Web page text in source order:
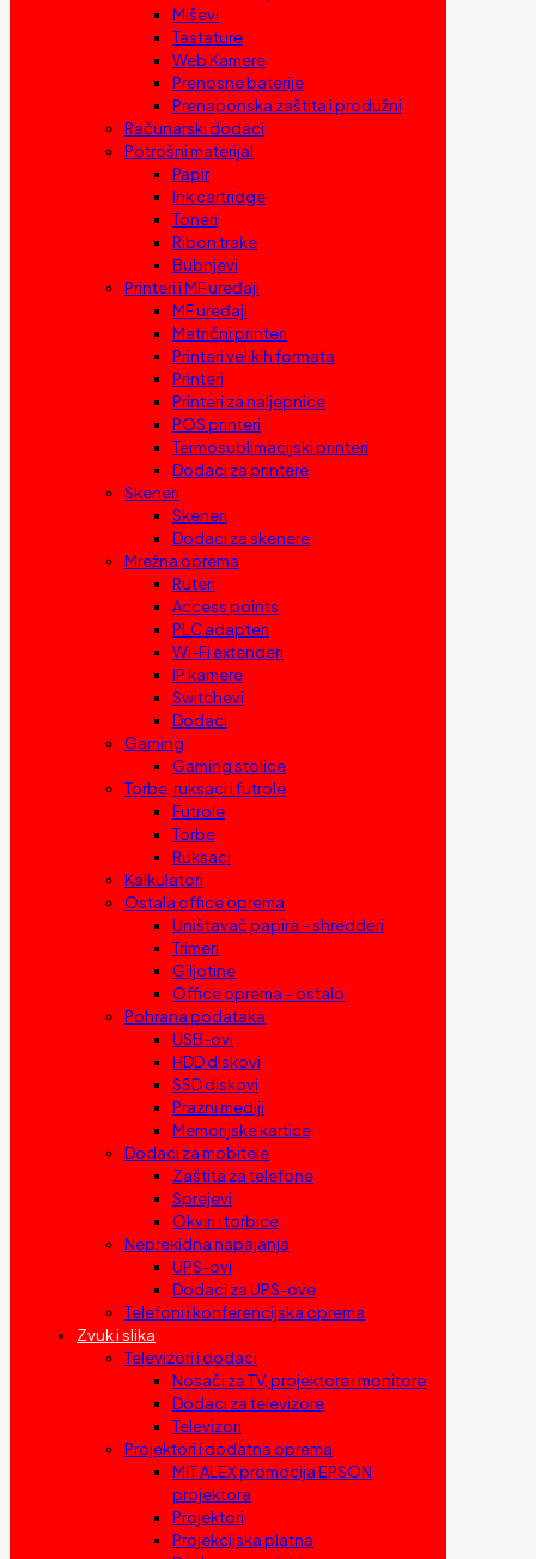
Miševi
Tastature
Web Kamere
Prenosne baterije
Prenaponska zaštita i produžni
Računarski dodaci
Potrošni materijal
Papir
Ink cartridge
Toneri
Ribon trake
Bubnjevi
Printeri i MF uređaji
MF uređaji
Matrični printeri
Printeri velikih formata
Printeri
Printeri za naljepnice
POS printeri
Termosublimacijski printeri
Dodaci za printere
Skeneri
Skeneri
Dodaci za skenere
Mrežna oprema
Ruteri
Access points
PLC adapteri
Wi-Fi extenderi
IP kamere
Switchevi
Dodaci
Gaming
Gaming stolice
Torbe, ruksaci i futrole
Futrole
Torbe
Ruksaci
Kalkulatori
Ostala office oprema
Uništavač papira – shredderi
Trimeri
Giljotine
Office oprema – ostalo
Pohrana podataka
USB-ovi
HDD diskovi
SSD diskovi
Prazni mediji
Memorijske kartice
Dodaci za mobitele
Zaštita za telefone
Sprejevi
Okviri i torbice
Neprekidna napajanja
UPS-ovi
Dodaci za UPS-ove
Telefoni i konferencijska oprema
Zvuk i slika
Televizori i dodaci
Nosači za TV, projektore i monitore
Dodaci za televizore
Televizori
Projektori i dodatna oprema
MIT ALEX promocija EPSON
projektora
Projektori
Projekcijska platna